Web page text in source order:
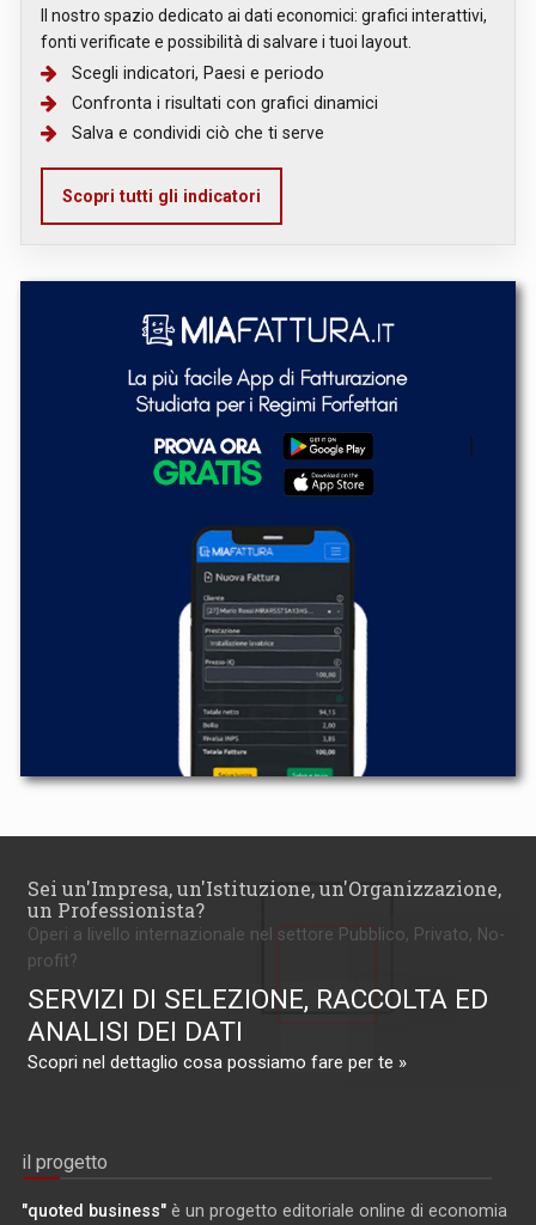
Il nostro spazio dedicato ai dati economici: grafici interattivi,
fonti verificate e possibilità di salvare i tuoi layout.
Scegli indicatori, Paesi e periodo
Confronta i risultati con grafici dinamici
Salva e condividi ciò che ti serve
Scopri tutti gli indicatori
Sei un'Impresa, un'Istituzione, un'Organizzazione,
un Professionista?
Operi a livello internazionale nel settore Pubblico, Privato, No-
profit?
SERVIZI DI SELEZIONE, RACCOLTA ED
ANALISI DEI DATI
Scopri nel dettaglio cosa possiamo fare per te »
il progetto
"quoted business" è un progetto editoriale online di economia